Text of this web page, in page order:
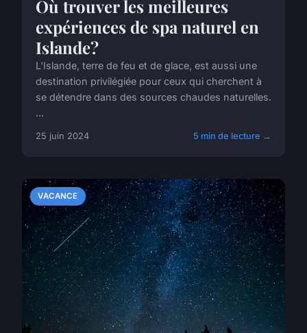
Où trouver les meilleures
expériences de spa naturel en
Islande?
L'Islande, terre de feu et de glace, est aussi une
destination privilégiée pour ceux qui cherchent à
se détendre dans des sources chaudes naturelles.
...
25 juin 2024 5 min de lecture →
VACANCE